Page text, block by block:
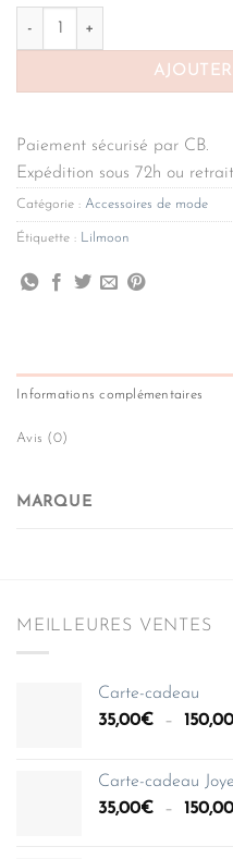
quantité de Eventail coloré
Paiement sécurisé par CB.
Expédition sous 72h ou
Catégorie : Accessoires de mode
Étiquette : Lilmoon
Informations complémentaires
Avis (0)
MARQUE
MEILLEURES VENTES
Carte-cadeau
35,00€ – 150,00
Carte-cadeau
35,00€ – 150,00